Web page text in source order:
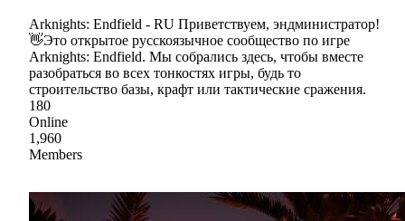
Arknights: Endfield - RU Приветствуем, эндминистратор!
👋Это открытое русскоязычное сообщество по игре
Arknights: Endfield. Мы собрались здесь, чтобы вместе
разобраться во всех тонкостях игры, будь то
строительство базы, крафт или тактические сражения.
180
Online
1,960
Members